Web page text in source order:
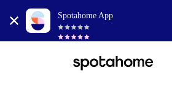
Spotahome App